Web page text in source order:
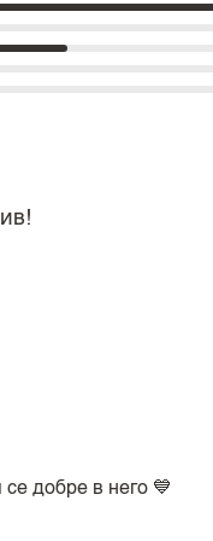
добре в него 💙